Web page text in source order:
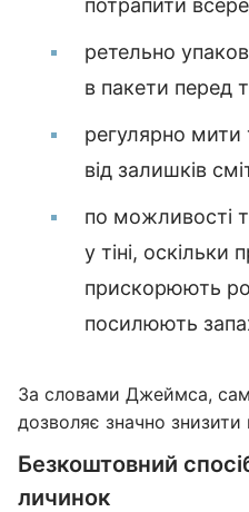
потрапити
ретельно
в пакети перед
регулярно мити
від залишків
по можливості
у тіні, оскільки
прискорюють
посилюють
За словами Джеймса,
дозволяє значно
Безкоштовний
личинок